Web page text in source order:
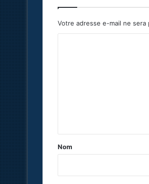
Votre adresse e-mail ne sera
a
Nom